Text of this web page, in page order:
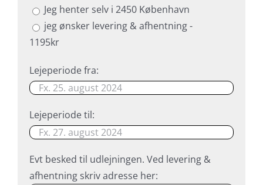
Jeg henter selv i 2450 København
jeg ønsker levering & afhentning -
1195kr
Lejeperiode fra:
Lejeperiode til:
Evt besked til udlejningen. Ved levering &
afhentning skriv adresse her: